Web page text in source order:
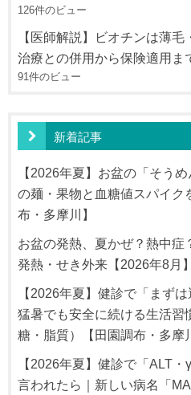
126件のビュー
【医師解説】ビオチンは薄
治療との併用から保険適用ま
91件のビュー
新着記事
【2026年夏】お盆の「そう
の麺・果物と血糖値スパイク
布・多摩川】
お盆の発熱、夏かぜ？熱中症
発熱・せき外来【2026年8月】
【2026年夏】健診で「まず
猛暑でも安全に続ける生活習
糖・脂質）【田園調布・多摩
【2026年夏】健診で「ALT
言われたら｜新しい病名「